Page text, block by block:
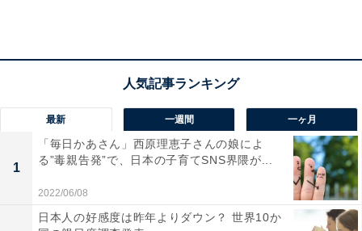
また、100種類以上の動物を展示する「野毛山動物公
た子どもも楽しめるスポットも。
最新 一週間 一ヶ月
1
「毎日かあさん」西原理恵子さんの娘によ
る”毒親告発”で、日本の子育てSNS界隈が...
2022/06/08
日本人の好感度は昨年よりダウン？ 世界10か